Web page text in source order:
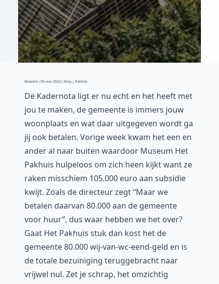
Redactie /30 mei 2023| Dorp | Politiek
De Kadernota ligt er nu echt en het heeft met
jou te maken, de gemeente is immers jouw
woonplaats en wat daar uitgegeven wordt ga
jij ook betalen. Vorige week kwam het een en
ander al naar buiten waardoor Museum Het
Pakhuis hulpeloos om zich heen kijkt want ze
raken misschiem 105.000 euro aan subsidie
kwijt. Zoals de directeur zegt “Maar we
betalen daarvan 80.000 aan de gemeente
voor huur”, dus waar hebben we het over?
Gaat Het Pakhuis stuk dan kost het de
gemeente 80.000 wij-van-wc-eend-geld en is
de totale bezuiniging teruggebracht naar
vrijwel nul. Zet je schrap, het omzichtig